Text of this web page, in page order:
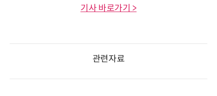
기사 바로가기 >
관련자료